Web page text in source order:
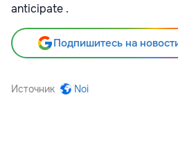
anticipate .
Подпишитесь на
Источник Noi